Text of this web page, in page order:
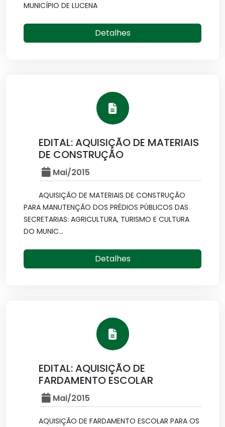
MUNICÍPIO DE LUCENA
Detalhes
EDITAL: AQUISIÇÃO DE MATERIAIS
DE CONSTRUÇÃO
Mai/2015
AQUISIÇÃO DE MATERIAIS DE CONSTRUÇÃO
PARA MANUTENÇÃO DOS PRÉDIOS PÚBLICOS DAS
SECRETARIAS: AGRICULTURA, TURISMO E CULTURA
DO MUNIC...
Detalhes
EDITAL: AQUISIÇÃO DE
FARDAMENTO ESCOLAR
Mai/2015
AQUISIÇÃO DE FARDAMENTO ESCOLAR PARA OS